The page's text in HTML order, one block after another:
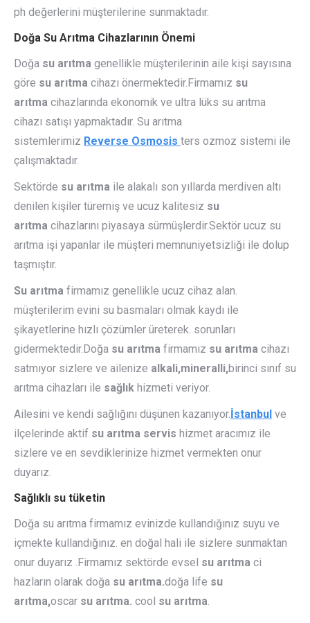
ph değerlerini müşterilerine sunmaktadır.
Doğa Su Arıtma Cihazlarının Önemi
Doğa su arıtma genellikle müşterilerinin aile kişi sayısına
göre su arıtma cihazı önermektedir.Firmamız su
arıtma cihazlarında ekonomik ve ultra lüks su arıtma
cihazı satışı yapmaktadır. Su arıtma
sistemlerimiz Reverse Osmosis ters ozmoz sistemi ile
çalışmaktadır.
Sektörde su arıtma ile alakalı son yıllarda merdiven altı
denilen kişiler türemiş ve ucuz kalitesiz su
arıtma cihazlarını piyasaya sürmüşlerdir.Sektör ucuz su
arıtma işi yapanlar ile müşteri memnuniyetsizliği ile dolup
taşmıştır.
Su arıtma firmamız genellikle ucuz cihaz alan.
müşterilerim evini su basmaları olmak kaydı ile
şikayetlerine hızlı çözümler üreterek. sorunları
gidermektedir.Doğa su arıtma firmamız su arıtma cihazı
satmıyor sizlere ve ailenize alkali,mineralli,birinci sınıf su
arıtma cihazları ile sağlık hizmeti veriyor.
Ailesini ve kendi sağlığını düşünen kazanıyor.İstanbul ve
ilçelerinde aktif su arıtma servis hizmet aracımız ile
sizlere ve en sevdiklerinize hizmet vermekten onur
duyarız.
Sağlıklı su tüketin
Doğa su arıtma firmamız evinizde kullandığınız suyu ve
içmekte kullandığınız. en doğal hali ile sizlere sunmaktan
onur duyarız .Firmamız sektörde evsel su arıtma ci
hazların olarak doğa su arıtma.doğa life su
arıtma,oscar su arıtma. cool su arıtma.